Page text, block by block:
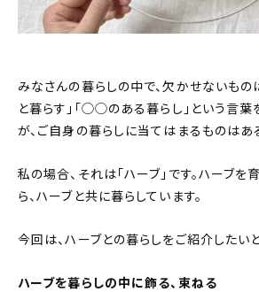
みなさんの暮らしの中で、欠かせないも
と暮らす」「◯◯のある暮らし」という言葉
が、ご自身の暮らしに当てはまるものはあ
私の場合、それは「ハーブ」です。ハーブを
ら、ハーブと共に暮らしています。
今回は、ハーブとの暮らしをご紹介したい
ハーブを暮らしの中に飾る、束ねる